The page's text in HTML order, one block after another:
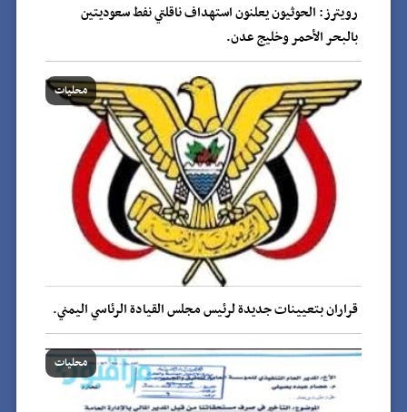
رويترز: الحوثيون يعلنون استهداف ناقلتي نفط سعوديتين
بالبحر الأحمر وخليج عدن.
محليات
قراران بتعيينات جديدة لرئيس مجلس القيادة الرئاسي اليمني.
محليات